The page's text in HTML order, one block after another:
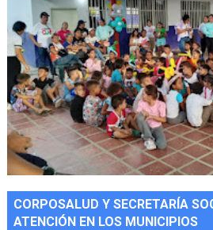
CORPOSALUD Y SECRETARÍA
ATENCIÓN EN LOS MUNICIPIOS